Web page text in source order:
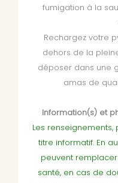
fumigation à la
Rechargez votre
dehors de la
déposer dans une
amas de
Information(s) et
Les renseignements,
titre informatif. En
peuvent
santé, en cas de